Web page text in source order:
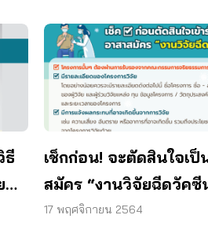
ธี
เช็กก่อน! จะตัดสินใจเป็
สมัคร “งานวิจัยฉีดวัคซี
17 พฤศจิกายน 2564